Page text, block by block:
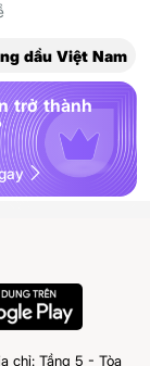
dầu Việt Nam
trở thành
chỉ: Tầng 5 - Tòa